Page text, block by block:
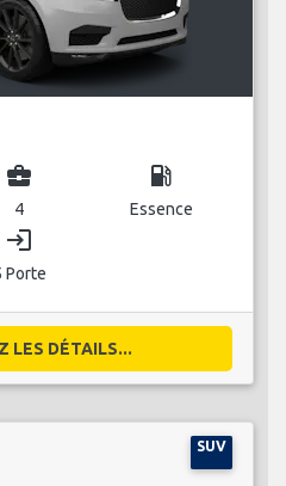
business_center
4
local_gas_station
Essence
login
Porte
LES DÉTAILS...
SUV